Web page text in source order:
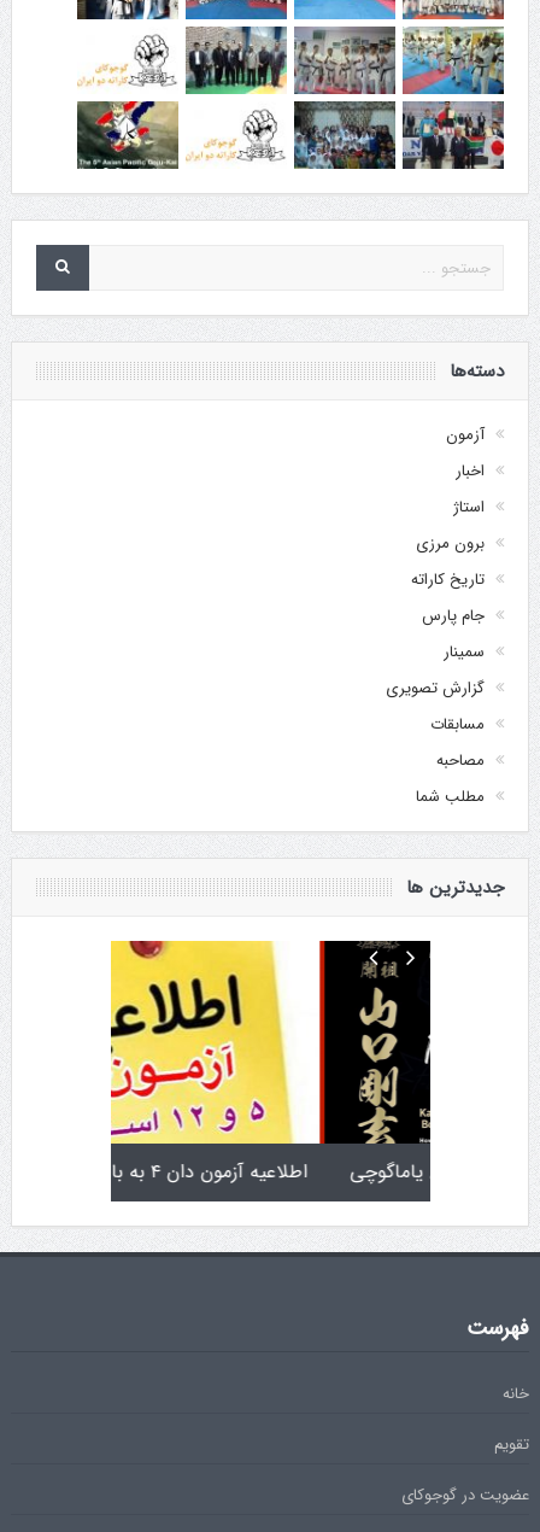
دسته‌ها
آزمون
اخبار
استاژ
برون مرزی
تاریخ کاراته
جام پارس
سمینار
گزارش تصویری
مسابقات
مصاحبه
مطلب شما
جدیدترین ها
اطلاعیه آزمون تولد کایچو سن سی گوگن یاماگوچی
فهرست
خانه
تقویم
عضویت در گوجوکای